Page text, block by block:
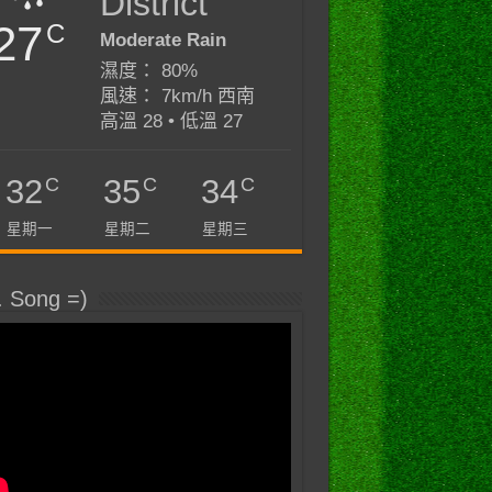
C
Moderate Rain
濕度： 80%
風速： 7km/h 西南
高溫 28 • 低溫 27
32C
星期一
35C
星期二
34C
星期三
Song =)